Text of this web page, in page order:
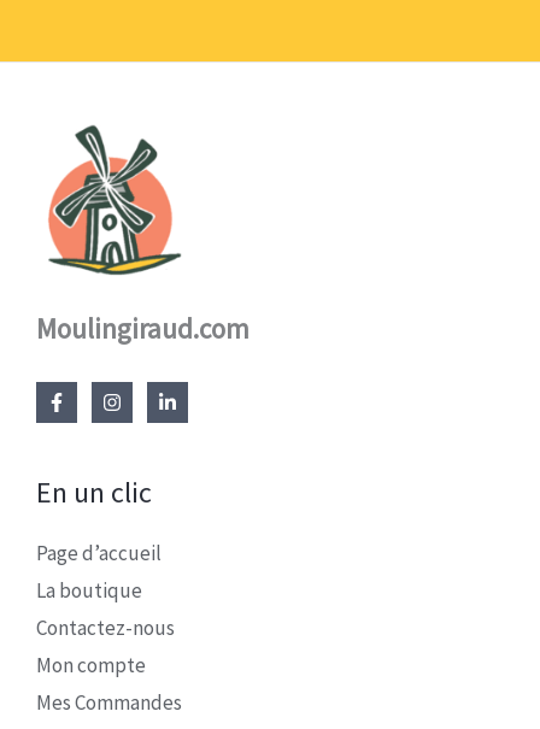
Moulingiraud.com
En un clic
Page d’accueil
La boutique
Contactez-nous
Mon compte
Mes Commandes